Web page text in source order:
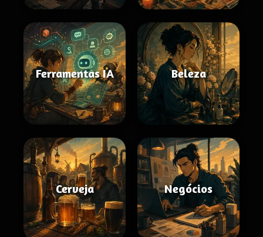
Ferramentas IA Beleza
Cerveja Negócios